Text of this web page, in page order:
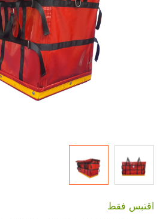
to
اقتبس فقط